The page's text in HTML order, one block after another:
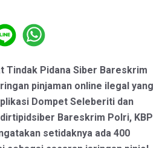
Tindak Pidana Siber Bareskrim
pinjaman online ilegal yang
Dompet Seleberiti dan
Bareskrim Polri, KBP
setidaknya ada 400